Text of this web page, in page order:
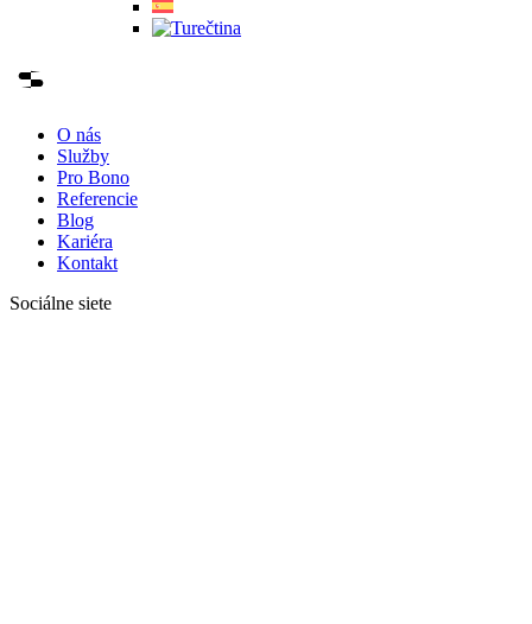
O nás
Služby
Pro Bono
Referencie
Blog
Kariéra
Kontakt
Sociálne siete